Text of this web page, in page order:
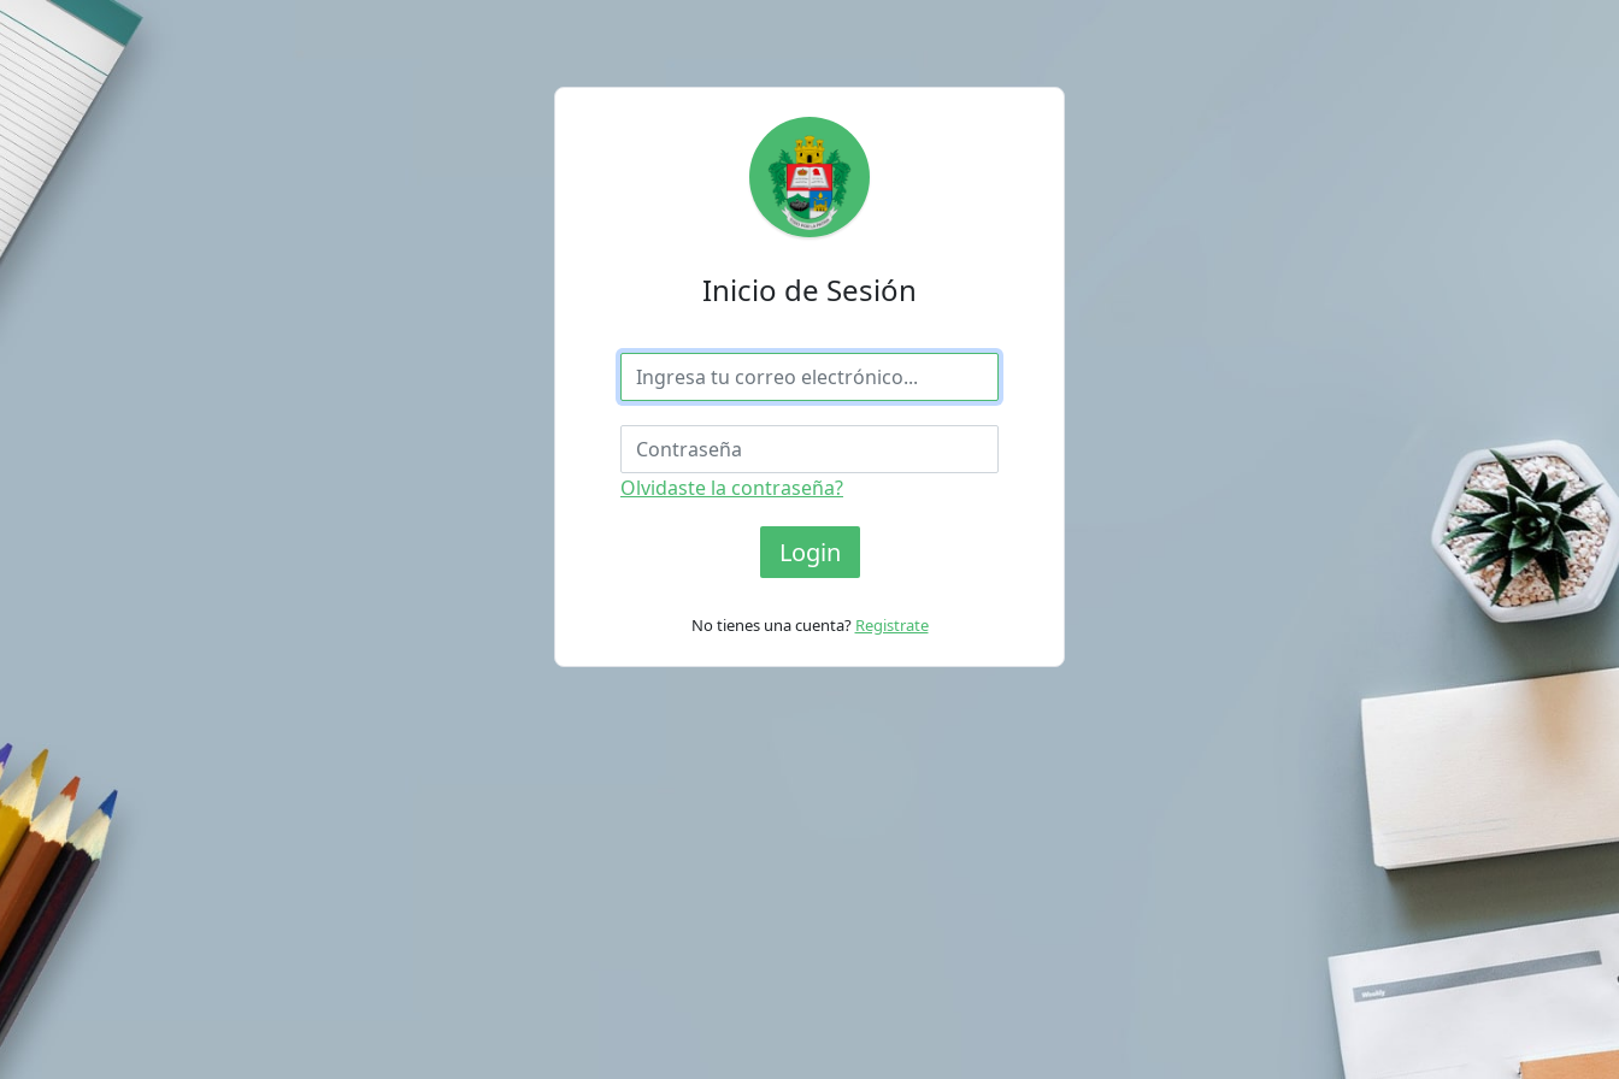
Inicio de Sesión
Olvidaste la contraseña?
No tienes una cuenta? Registrate